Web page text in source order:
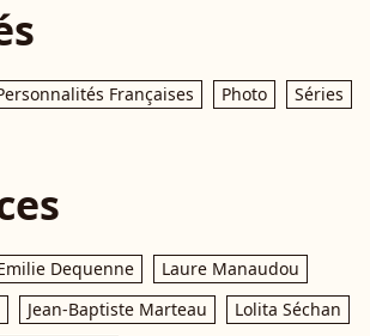
Françaises Photo Séries
Dequenne
Laure Manaudou
Jean-Baptiste Marteau
Lolita Séchan